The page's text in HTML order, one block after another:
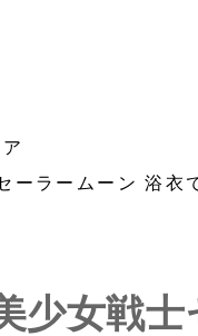
ーラームーン 浴
少女戦